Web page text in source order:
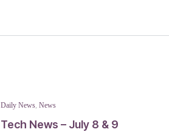
Daily News, News
Tech News – July 8 & 9